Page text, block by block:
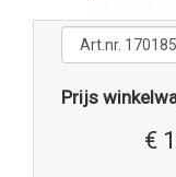
Prijs
€